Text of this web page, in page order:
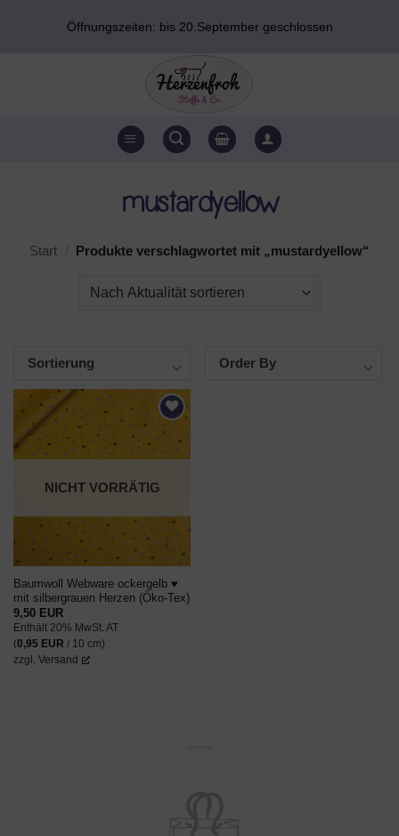
Öffnungszeiten: bis 20.September geschlossen
mustardyellow
Start Produkte verschlagwortet mit „mustardyellow“
Sortierung Order By
AUF DEN
WUNSCHZETTEL
NICHT VORRÄTIG
Baumwoll Webware ockergelb ♥
mit silbergrauen Herzen (Öko-Tex)
9,50 EUR
Enthält 20% MwSt. AT
(0,95 EUR / 10 cm)
zzgl. Versand